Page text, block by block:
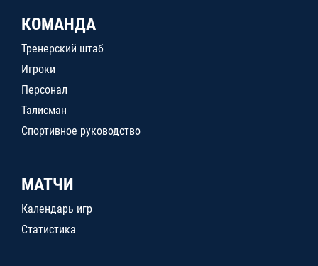
КОМАНДА
Тренерский штаб
Игроки
Персонал
Талисман
Спортивное руководство
МАТЧИ
Календарь игр
Статистика